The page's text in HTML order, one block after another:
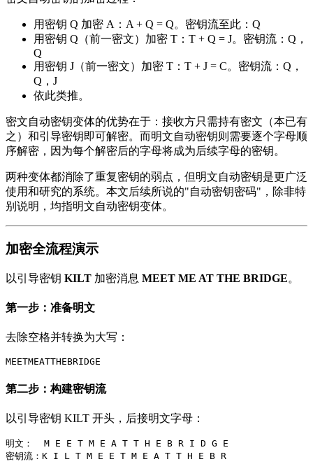
用密钥 Q 加密 A：A + Q = Q。密钥流至此：Q
用密钥 Q（前一密文）加密 T：T + Q = J。密钥流：Q，
Q
用密钥 J（前一密文）加密 T：T + J = C。密钥流：Q，
Q，J
依此类推。
密文自动密钥变体的优势在于：接收方只需持有密文（本已有
之）和引导密钥即可解密。而明文自动密钥则需要逐个字母顺
序解密，因为每个解密后的字母将成为后续字母的密钥。
两种变体都消除了重复密钥的弱点，但明文自动密钥是更广泛
使用和研究的系统。本文后续所说的"自动密钥密码"，除非特
别说明，均指明文自动密钥变体。
加密全流程演示
以引导密钥 KILT 加密消息 MEET ME AT THE BRIDGE。
第一步：准备明文
去除空格并转换为大写：
第二步：构建密钥流
以引导密钥 KILT 开头，后接明文字母：
明文：  M E E T M E A T T H E B R I D G E